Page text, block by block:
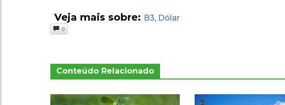
Veja mais sobre: B3, Dólar
0
Conteúdo Relacionado